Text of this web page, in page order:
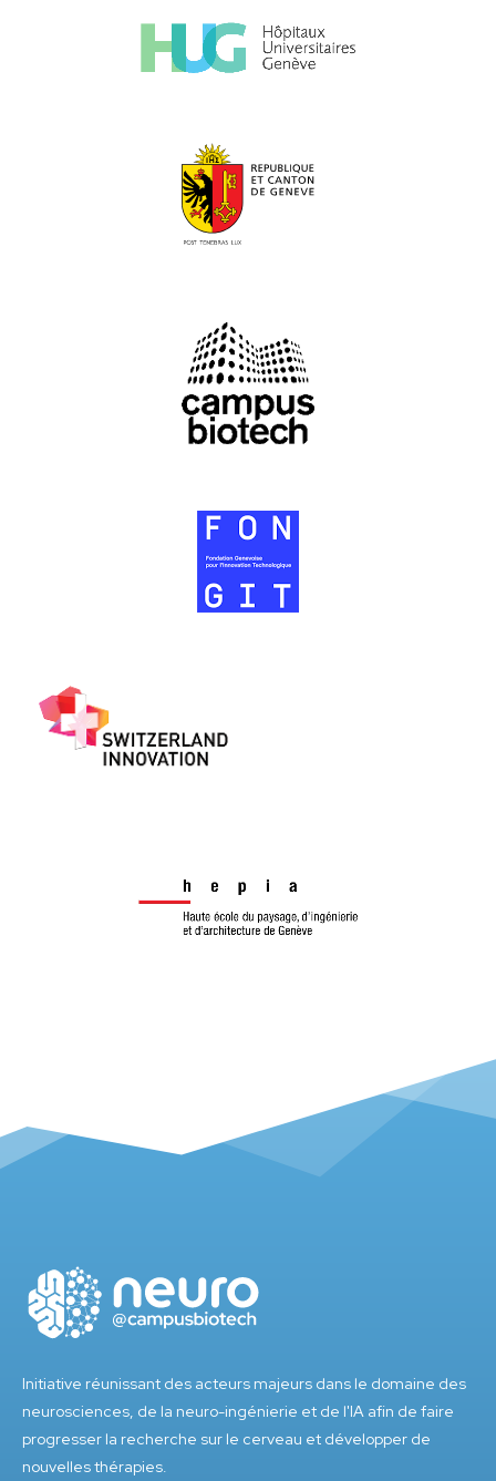
Initiative réunissant des acteurs majeurs dans le domaine des
neurosciences, de la neuro-ingénierie et de l'IA afin de faire
progresser la recherche sur le cerveau et développer de
nouvelles thérapies.